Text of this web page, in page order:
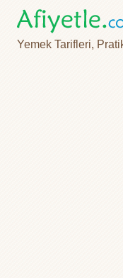
Yemek Tarifleri,